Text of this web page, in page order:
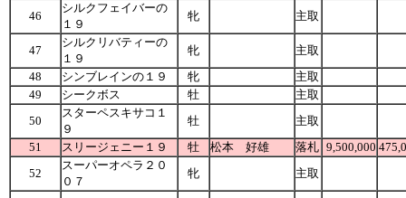
46
シルクフェイバーの
１９
牝 主取
47
シルクリバティーの
１９
牝
主取
48
シンブレインの１９ 牝
主取
49
シークボス 牡
主取
50
スターペスキサコ１
９
牡
主取
51
スリージェニー１９ 牡 松本 好雄 落札 9,500,000
52
スーパーオペラ２０
０７
牝 主取